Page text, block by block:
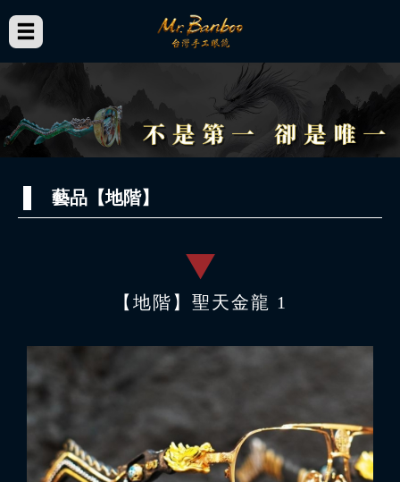
藝品【地階】
【地階】聖天金龍 1